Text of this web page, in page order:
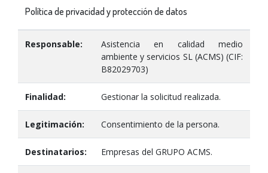
Política de privacidad y protección de datos
Responsable:
Asistencia en calidad medio
ambiente y servicios SL (ACMS) (CIF:
B82029703)
Finalidad: Gestionar la solicitud realizada.
Legitimación: Consentimiento de la persona.
Destinatarios: Empresas del GRUPO ACMS.